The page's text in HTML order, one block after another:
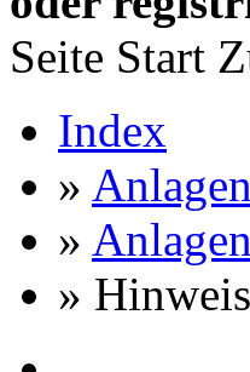
Seite Start
Index
»
»
»